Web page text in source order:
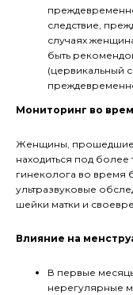
следствие,
случаях
быть
(цервикальный
Мониторинг во
Женщины, прошедшие
находиться под
гинеколога во время
ультразвуковые
шейки матки и
Влияние на
В первые
нерегулярные